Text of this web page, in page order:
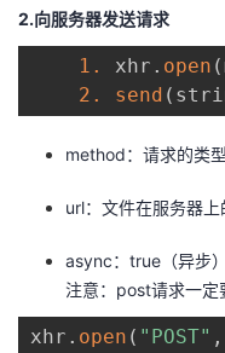
课
的
我
术
持
云
建
2.向服务器发送请求
1. xhr . open (
2.
send (
method：请求的类
url：文件在服务器上
async：true（异步
注意：post请求一定
xhr . open ( "POST" ,